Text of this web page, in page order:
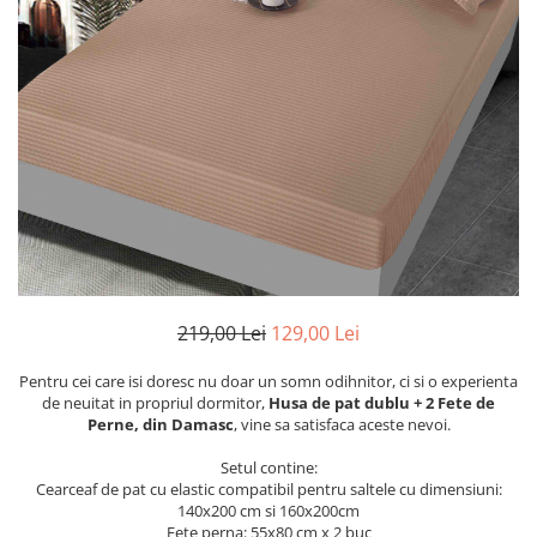
Cearceaf cu elastic
Cearceaf normal
Lenjerii De Pat Creponate
Lenjerii De Pat Bumbac Poplin 2
Persoane
Lenjerii De Pat Bumbac Poplin,
Matlasate, 2 Persoane
Lenjerii De Pat Bumbac Satinat 2
Persoane
Lenjerii De Pat Volanase
Lenjerii De Pat, Finet Premium 3D,
Lenjerii De Pat Jacquard
Lenjerii De Pat Catifea
Set Lenjerie De Pat Blana
Artificiala De Iepure, 6 Piese, 2
219,00 Lei 129,00 Lei
Pentru cei care isi doresc nu doar un somn odihnitor, ci si o experienta
de neuitat in propriul dormitor, Husa de pat dublu + 2 Fete de
Perne, din Damasc, vine sa satisfaca aceste nevoi.
Setul contine:
Cearceaf de pat cu elastic compatibil pentru saltele cu dimensiuni:
140x200 cm si 160x200cm
Fete perna: 55x80 cm x 2 buc